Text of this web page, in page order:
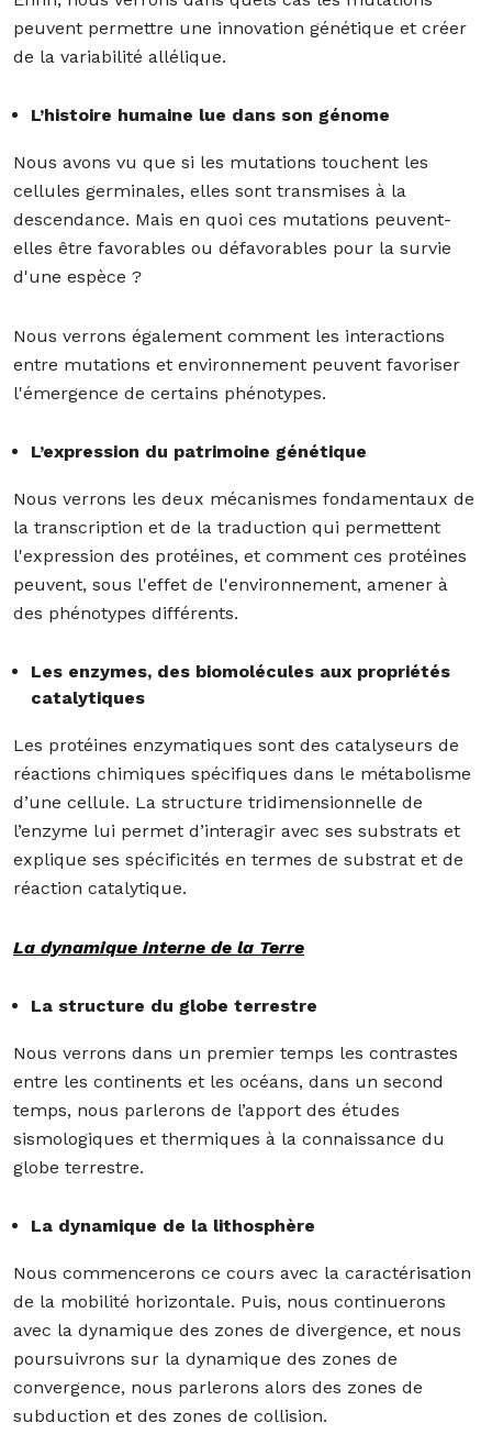
peuvent permettre une innovation génétique et créer
de la variabilité allélique.
L’histoire humaine lue dans son génome
Nous avons vu que si les mutations touchent les
cellules germinales, elles sont transmises à la
descendance. Mais en quoi ces mutations peuvent-
elles être favorables ou défavorables pour la survie
d'une espèce ?
Nous verrons également comment les interactions
entre mutations et environnement peuvent favoriser
l'émergence de certains phénotypes.
L’expression du patrimoine génétique
Nous verrons les deux mécanismes fondamentaux de
la transcription et de la traduction qui permettent
l'expression des protéines, et comment ces protéines
peuvent, sous l'effet de l'environnement, amener à
des phénotypes différents.
Les enzymes, des biomolécules aux propriétés
catalytiques
Les protéines enzymatiques sont des catalyseurs de
réactions chimiques spécifiques dans le métabolisme
d’une cellule. La structure tridimensionnelle de
l’enzyme lui permet d’interagir avec ses substrats et
explique ses spécificités en termes de substrat et de
réaction catalytique.
La dynamique interne de la Terre
La structure du globe terrestre
Nous verrons dans un premier temps les contrastes
entre les continents et les océans, dans un second
temps, nous parlerons de l’apport des études
sismologiques et thermiques à la connaissance du
globe terrestre.
La dynamique de la lithosphère
Nous commencerons ce cours avec la caractérisation
de la mobilité horizontale. Puis, nous continuerons
avec la dynamique des zones de divergence, et nous
poursuivrons sur la dynamique des zones de
convergence, nous parlerons alors des zones de
subduction et des zones de collision.